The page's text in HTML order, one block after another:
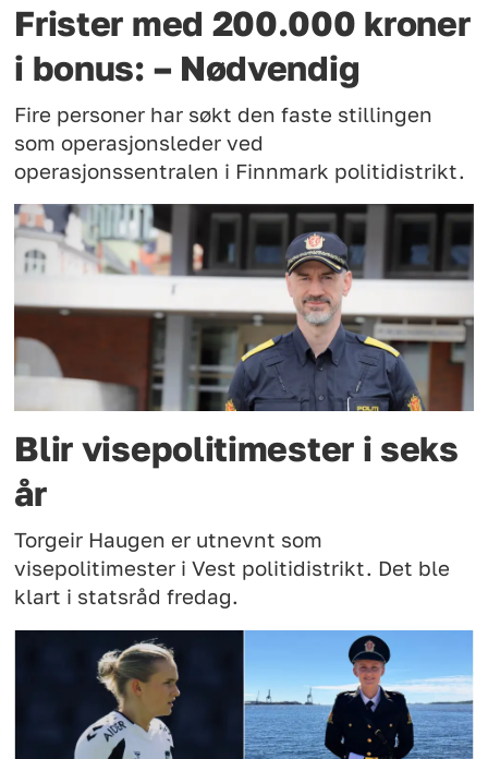
Frister med 200.000 kroner
i bonus: – Nødvendig
Fire personer har søkt den faste stillingen
som operasjonsleder ved
operasjonssentralen i Finnmark politidistrikt.
Blir visepolitimester i seks
år
Torgeir Haugen er utnevnt som
visepolitimester i Vest politidistrikt. Det ble
klart i statsråd fredag.